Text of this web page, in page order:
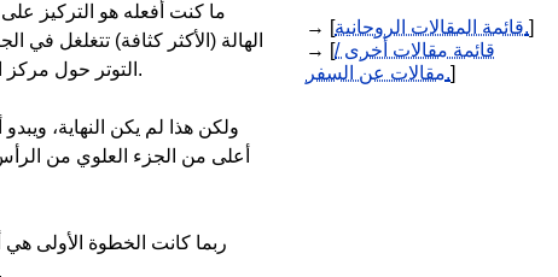
ما كنت أفعله هو التركيز
الهالة (الأكثر كثافة) تتغلغل
التوتر حول مركز الجزء العلوي من الرأس. ومع ذلك، لا يبدو أنه قد تسرب بالكامل بعد، ولكن على أي حال، أعتقد أنه تشكلت شقوق بدأت في تفتيت الصلابة.
ولكن هذا لم يكن النهاية،
أعلى من الجزء العلوي من
ربما كانت الخطوة الأولى
البداية، ولكن بعد إنشاء هذا المسار الذي يصل إلى الجزء العلوي من الرأس، يبدو أن نوعًا آخر من وعي الهالة دخل (كما لو كان ينتظر ذلك).
→ [ قائمة المقالات الروحانية.]
→ [قائمة مقالات أخرى /
مقالات عن السفر.]